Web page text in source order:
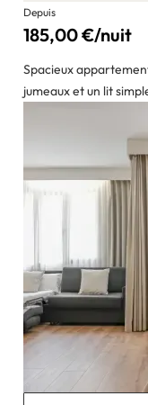
Depuis
185,00 €/nuit
Spacieux
jumeaux et un lit